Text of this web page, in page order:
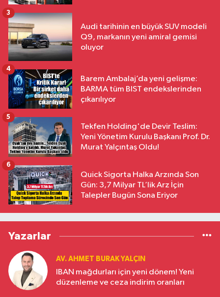
Audi tarihinin en büyük SUV modeli
Q9, markanın yeni amiral gemisi
oluyor
3
Barem Ambalaj’da yeni gelişme:
BARMA tüm BIST endekslerinden
çıkarılıyor
4
Tekfen Holding'de Devir Teslim:
Yeni Yönetim Kurulu Başkanı Prof. Dr.
Murat Yalçıntaş Oldu!
5
Quick Sigorta Halka Arzında Son
Gün: 3,7 Milyar TL’lik Arz İçin
Talepler Bugün Sona Eriyor
6
Yazarlar
AV. AHMET BURAK YALÇIN
IBAN mağdurları için yeni dönem! Yeni
düzenleme ve ceza indirim oranları